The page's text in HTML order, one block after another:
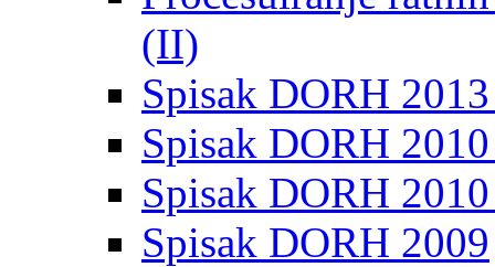
(II)
Spisak DORH
Spisak DORH
Spisak DORH
Spisak DORH 2009